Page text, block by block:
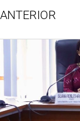
ANTERIOR